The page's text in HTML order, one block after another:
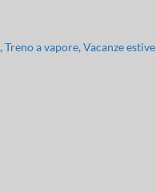
,Treno a vapore,Vacanze estive